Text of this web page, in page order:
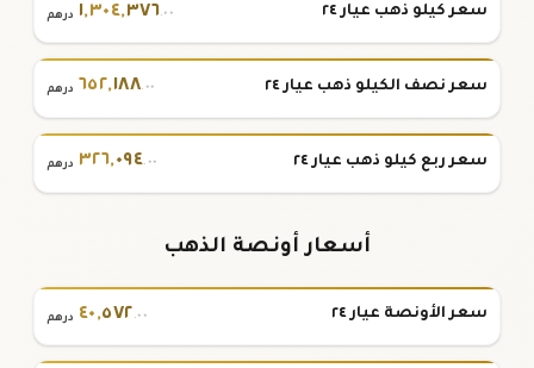
سعر كيلو ذهب عيار ٢٤ ١,٣٠٤,٣٧٦.٠٠ درهم
سعر نصف الكيلو ذهب عيار ٢٤ ٦٥٢,١٨٨.٠٠ درهم
سعر ربع كيلو ذهب عيار ٢٤ ٣٢٦,٠٩٤.٠٠ درهم
أسعار أونصة الذهب
سعر الأونصة عيار ٢٤ ٤٠,٥٧٢.٠٠ درهم